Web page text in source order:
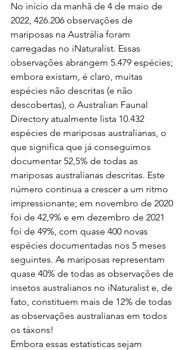
No início da manhã de 4 de maio de
2022, 426.206 observações de
mariposas na Austrália foram
carregadas no iNaturalist. Essas
observações abrangem 5.479 espécies;
embora existam, é claro, muitas
espécies não descritas (e não
descobertas), o Australian Faunal
Directory atualmente lista 10.432
espécies de mariposas australianas, o
que significa que já conseguimos
documentar 52,5% de todas as
mariposas australianas descritas. Este
número continua a crescer a um ritmo
impressionante; em novembro de 2020
foi de 42,9% e em dezembro de 2021
foi de 49%, com quase 400 novas
espécies documentadas nos 5 meses
seguintes. As mariposas representam
quase 40% de todas as observações de
insetos australianos no iNaturalist e, de
fato, constituem mais de 12% de todas
as observações australianas em todos
os táxons!
Embora essas estatísticas sejam